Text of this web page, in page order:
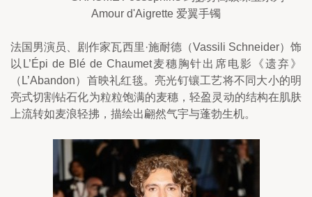
Amour d'Aigrette 爱翼手镯
法国男演员、剧作家瓦西里·施耐德（Vassili Schneider）饰
以L’Épi de Blé de Chaumet麦穗胸针出席电影《遗弃》
（L’Abandon）首映礼红毯。亮光钉镶工艺将不同大小的明
亮式切割钻石化为粒粒饱满的麦穗，轻盈灵动的结构在肌肤
上流转如麦浪轻拂，描绘出翩然气宇与蓬勃生机。